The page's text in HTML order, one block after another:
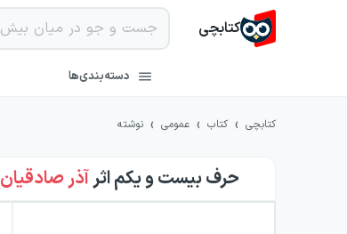
کتابچی
دسته‌بندی‌ها
کتابچی › کتاب › عمومی › نوشته
حرف بیست و یکماثرآذر صادقیان